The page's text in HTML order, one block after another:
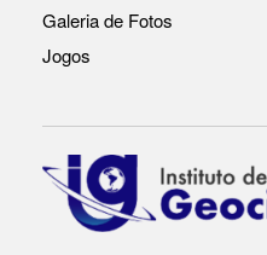
Galeria de Fotos
Jogos